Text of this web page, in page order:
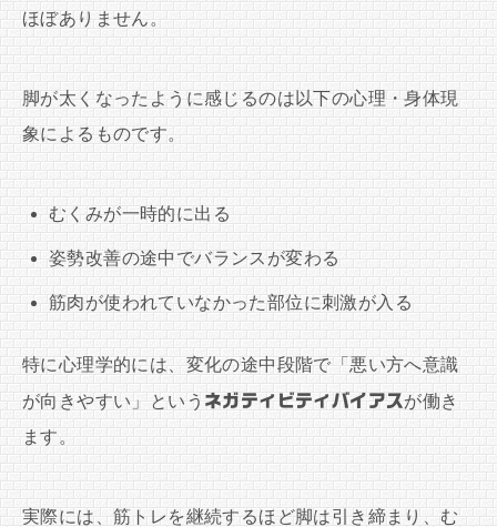
ほぼありません。
脚が太くなったように感じるのは以下の心理・身体現
象によるものです。
むくみが一時的に出る
姿勢改善の途中でバランスが変わる
筋肉が使われていなかった部位に刺激が入る
特に心理学的には、変化の途中段階で「悪い方へ意識
が向きやすい」という ネガティビティバイアスが働き
ます。
実際には、筋トレを継続するほど脚は引き締まり、む